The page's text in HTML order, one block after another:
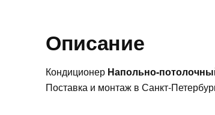
Описание
Кондиционер Напольно-
Поставка и монтаж в Санкт-